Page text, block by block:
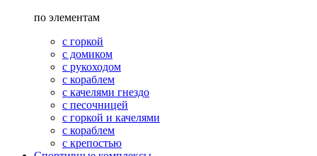
по элементам
с горкой
с домиком
с рукоходом
с кораблем
с качелями гнездо
с песочницей
с горкой и качелями
с кораблем
с крепостью